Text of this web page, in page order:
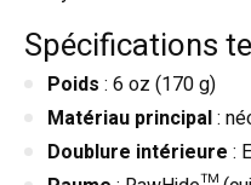
Spécifications
Poids : 6 oz (170 g)
Matériau principal:
Doublure intérieure :